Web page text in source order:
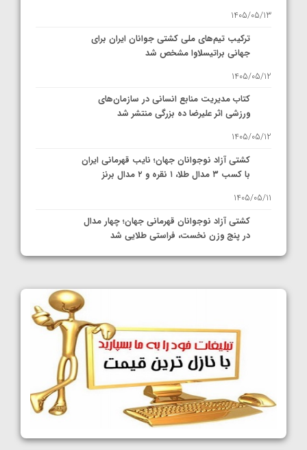
1405/05/13
ترکیب تیم‌های ملی کشتی جوانان ایران برای
جهانی براتیسلاوا مشخص شد
1405/05/12
کتاب مدیریت منابع انسانی در سازمان‌های
ورزشی اثر علیرضا ده بزرگی منتشر شد
1405/05/12
کشتی آزاد نوجوانان جهان؛ نایب قهرمانی ایران
با کسب ۳ مدال طلا، ۱ نقره و ۲ مدال برنز
1405/05/11
کشتی آزاد نوجوانان قهرمانی جهان؛ چهار مدال
در پنج وزن نخست، فراستی طلایی شد
1405/05/11
کشتی آزاد نوجوانان جهان؛ رقبای نمایندگان
ایران مشخص شدند
1405/05/08
کشتی فرنگی نوجوانان جهان؛ سکوی تیمی
سوم برای ایران
1405/05/07